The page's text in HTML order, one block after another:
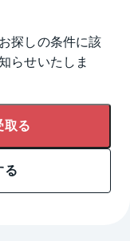
探しの条件に該
らせいたしま
取る
る